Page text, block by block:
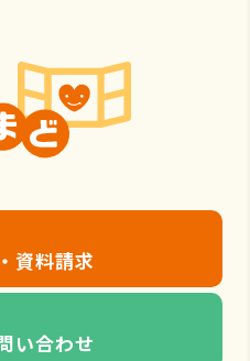
資料請求
い合わせ